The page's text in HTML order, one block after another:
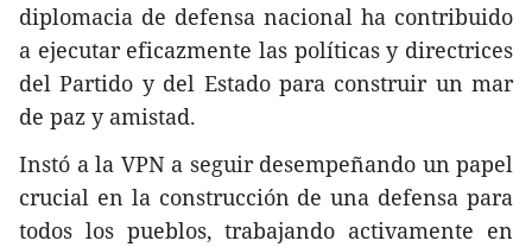
diplomacia de defensa nacional ha contribuido
a ejecutar eficazmente las políticas y directrices
del Partido y del Estado para construir un mar
de paz y amistad.
Instó a la VPN a seguir desempeñando un papel
crucial en la construcción de una defensa para
todos los pueblos, trabajando activamente en